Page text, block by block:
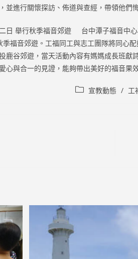
並進行關懷探訪、佈道與查經，帶領他們
日 舉行秋季福音郊遊 台中潭子福音中
季福音郊遊。工福同工與志工團隊將同心
鹿谷郊遊，當天活動內容有媽媽成長班獻
著愛心與合一的見證，能夠帶
Post 宣教動態 / 工